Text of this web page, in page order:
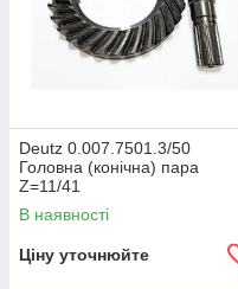
Deutz 0.007.7501.3/50
Головна (конічна) пара
Z=11/41
В наявності
Ціну уточнюйте